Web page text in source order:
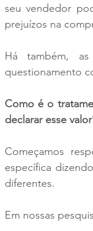
seu vendedor
prejuízos na
Há também,
questionamento
Como é o
declarar esse
Começamos
específica
diferentes.
Em nossas